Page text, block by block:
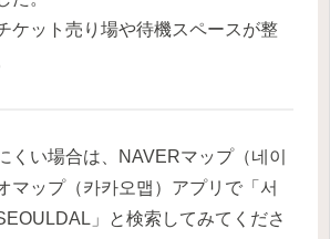
ケット売り場や待機スペースが整
くい場合は、NAVERマップ（네이
マップ（카카오맵）アプリで「서
」と検索してみてくださ